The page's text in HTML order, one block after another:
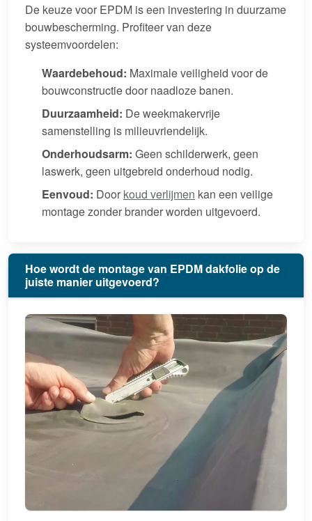
De keuze voor EPDM is een investering in duurzame
bouwbescherming. Profiteer van deze
systeemvoordelen:
Waardebehoud: Maximale veiligheid voor de
bouwconstructie door naadloze banen.
Duurzaamheid: De weekmakervrije
samenstelling is milieuvriendelijk.
Onderhoudsarm: Geen schilderwerk, geen
laswerk, geen uitgebreid onderhoud nodig.
Eenvoud: Door koud verlijmen kan een veilige
montage zonder brander worden uitgevoerd.
Hoe wordt de montage van EPDM dakfolie op de
juiste manier uitgevoerd?